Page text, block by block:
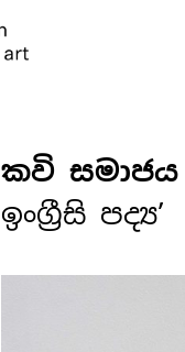
කවි සමාජය
ඉංග්‍රීසි පද්‍ය’